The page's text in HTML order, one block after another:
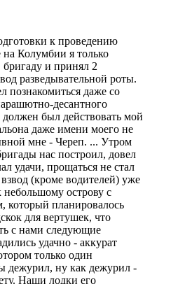
к проведению
Колумбии я только
и принял 2
разведывательной роты.
познакомиться даже со
десантного
должен был действовать мой
даже имени моего не
мне - Череп. ... Утром
нас построил, довел
удачи, прощаться не стал
(кроме водителей) уже
небольшому острову с
который планировалось
для вертушек, что
с нами следующие
удачно - аккурат
только один
дежурил, ну как дежурил -
Наши лодки его